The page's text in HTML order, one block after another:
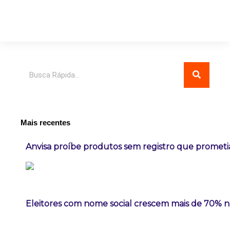
Mais recentes
Anvisa proíbe produtos sem registro que
Eleitores com nome social crescem mais de 70%